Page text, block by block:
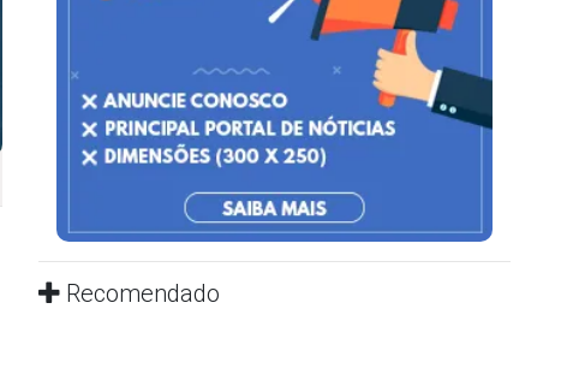
Recomendado